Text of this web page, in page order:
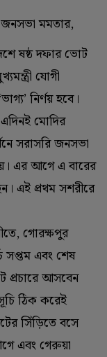
জনসভা মমতার,
ষষ্ঠ দফার ভোট
যোগী
নির্ণয় হবে।
মোদির
সরাসরি জনসভা
এর আগে এ বারের
এই প্রথম সশরীরে
গোরক্ষপুর
সপ্তম এবং শেষ
প্রচারে আসবেন
ঠিক করেই
সিঁড়িতে বসে
এবং গেরুয়া